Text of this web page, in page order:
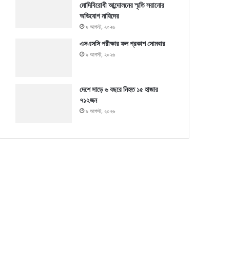
মোদিবিরোধী আন্দোলনের স্মৃতি সরানোর
অভিযোগ নাহিদের
৯ আগস্ট, ২০২৬
এসএসসি পরীক্ষার ফল প্রকাশ সোমবার
৯ আগস্ট, ২০২৬
দেশে সাড়ে ৬ বছরে নিহত ১৫ হাজার
৭১২জন
৯ আগস্ট, ২০২৬